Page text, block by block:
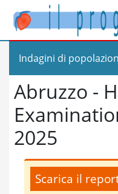
Indagini di
Abruzzo -
2025
Scarica il